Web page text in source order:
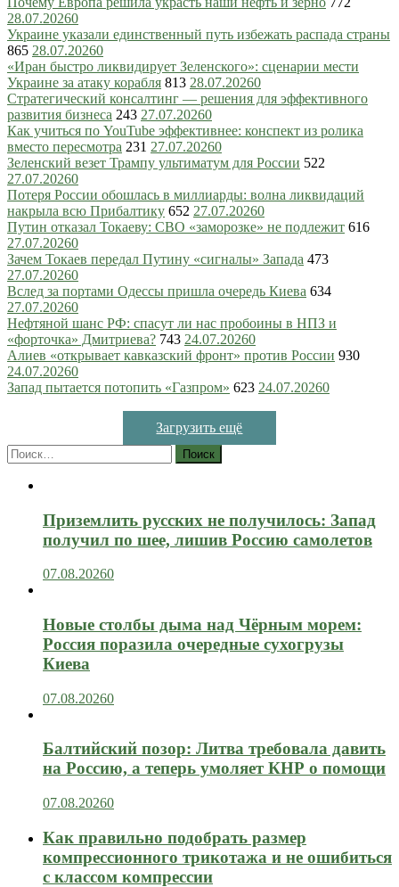
28.07.20260
Украине указали единственный путь избежать распада страны
865 28.07.20260
«Иран быстро ликвидирует Зеленского»: сценарии мести
Украине за атаку корабля 813 28.07.20260
Стратегический консалтинг — решения для эффективного
развития бизнеса 243 27.07.20260
Как учиться по YouTube эффективнее: конспект из ролика
вместо пересмотра 231 27.07.20260
Зеленский везет Трампу ультиматум для России 522
27.07.20260
Потеря России обошлась в миллиарды: волна ликвидаций
накрыла всю Прибалтику 652 27.07.20260
Путин отказал Токаеву: СВО «заморозке» не подлежит 616
27.07.20260
Зачем Токаев передал Путину «сигналы» Запада 473
27.07.20260
Вслед за портами Одессы пришла очередь Киева 634
27.07.20260
Нефтяной шанс РФ: спасут ли нас пробоины в НПЗ и
«форточка» Дмитриева? 743 24.07.20260
Алиев «открывает кавказский фронт» против России 930
24.07.20260
Запад пытается потопить «Газпром» 623 24.07.20260
Загрузить ещё
Найти:
Приземлить русских не получилось: Запад
получил по шее, лишив Россию самолетов
07.08.20260
Новые столбы дыма над Чёрным морем:
Россия поразила очередные сухогрузы
Киева
07.08.20260
Балтийский позор: Литва требовала давить
на Россию, а теперь умоляет КНР о помощи
07.08.20260
Как правильно подобрать размер
компрессионного трикотажа и не ошибиться
с классом компрессии